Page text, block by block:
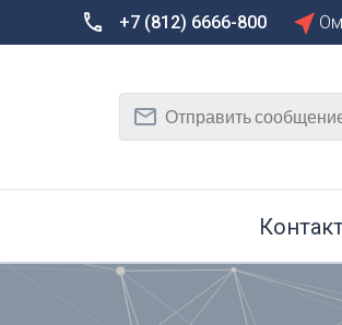
Тамбов
Тюмень
У
+7 (812) 6666-800
Отправить